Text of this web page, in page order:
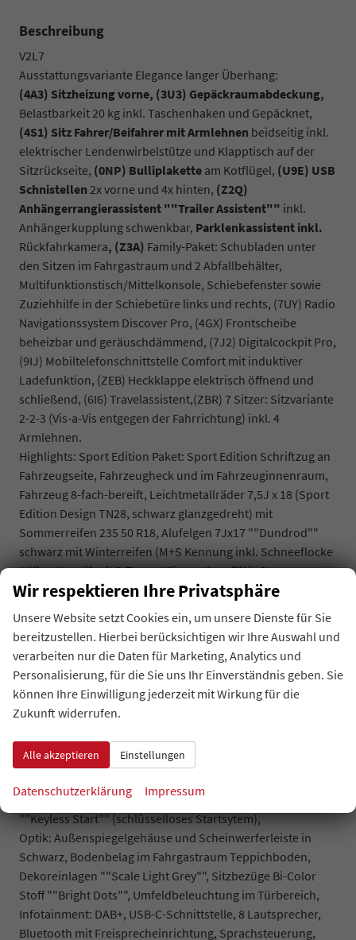
Beschreibung
V2L7
Ausstattungsvariante Elegance langer Überhang:
(4A3) Sitzheizung vorne, (3U3) Gepäckraumabdeckung,
Belastbarkeit 20 kg inkl. Taschenhaken und Gepäcknet,
(4S1) Sitz Fahrer/Beifahrer mit Armlehnen beidseitig inkl.
elektrischer Lendenwirbelstütze und Klapptisch auf der
Sitzrückseite, (0NP) Bulliplakette am Kotflügel, (U9E) USB
Schnistellen 2x vorne und 4x hinten, (Z2Q)
Anhängerrangierassistent ""Trailer Assistent"" inkl.
Anhängerkupplung schwenkbar, Parklenkassistent inkl.
Rückfahrkamera, (Z3A) Family-Paket: Schubladen unter
den Sitzen im Fahrgastraum und 2 Abfallbehälter,
Multifunktionstisch/Mittelkonsole, Schiebefenster sowie
Zuziehhilfe in der Schiebetüre links und rechts, (7UY) Radio
Navigationssystem Discover Pro, (4GX) Frontscheibe
beheizbar und geräuschdämmend, (7J2) Digitalcockpit Pro,
(9IJ) Mobiltelefonschnittstelle Comfort mit induktiver
Ladefunktion, (ZEB) Heckklappe elektrisch öffnend und
schließend, (6I6) Travelassistent,(ZBR) 7 Sitzer: Sitzvariante
2-2-3 (Vis-a-Vis entgegen der Fahrrichtung) inkl. 4
Armlehnen.
Highlights: Sport Edition Paket: Sport Edition Schriftzug an
Fahrzeugseite, Fahrzeugheck und im Fahrzeuginnenraum,
Fahrzeug 8-fach-bereift, Leichtmetallräder 7,5J x 18 (Sport
Edition Design TN28, schwarz glanzgedreht) mit
Sommerreifen 235 50 R18, Alufelgen 7Jx17 ""Dundrod""
schwarz mit Winterreifen (M+S Kennung inkl. Schneeflocke
/ Allwetterreifen), 3-Zonen Klimaanlage ""Air Care
Climatronic"" mit Bedienteil im Fahrgastraum, IQ.Light -
B-Säule abgedunkelt, Spurhalteassistent ""Lane Assist"",
Spurwechselassistent ""Side Assist"" inkl. ""Blind Spot
Detection"" (Totwinkelerkennung im Spiegel),
Werksanschlussgarantie auf 5 Jahre / max. 100.000 km.
Komfort und Funktion : Fernlichtregulierung ""Dynamic
Light Assist"", LED-Rückleuchten, Innenspiegel automatisch
abblendbar, Regensensor, ""Coming Home"" und
""Leaving Home""-Funktion, Multifunktionslederlenkrad
Höhenverstellbare Vordersitze, Zentralverriegelung
""Keyless Start"" (schlüsselloses Startsytem),
Optik: Außenspiegelgehäuse und Scheinwerferleiste in
Schwarz, Bodenbelag im Fahrgastraum Teppichboden,
Dekoreinlagen ""Scale Light Grey"", Sitzbezüge Bi-Color
Stoff ""Bright Dots"", Umfeldbeleuchtung im Türbereich,
Infotainment: DAB+, USB-C-Schnittstelle, 8 Lautsprecher,
Bluetooth mit Freisprecheinrichtung, Sprachsteuerung,
Wir respektieren Ihre Privatsphäre
Unsere Website setzt Cookies ein, um unsere Dienste für Sie
bereitzustellen. Hierbei berücksichtigen wir Ihre Auswahl und
verarbeiten nur die Daten für Marketing, Analytics und
Personalisierung, für die Sie uns Ihr Einverständnis geben. Sie
können Ihre Einwilligung jederzeit mit Wirkung für die
Zukunft widerrufen.
Alle akzeptieren Einstellungen
Datenschutzerklärung Impressum